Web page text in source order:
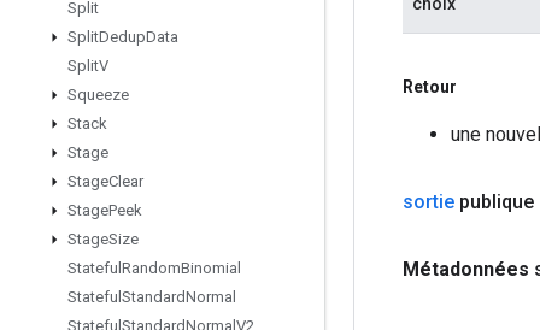
Split
SplitDedupData
SplitV
Squeeze
Stack
Stage
StageClear
StagePeek
StageSize
Stateful RandomBinomial
Stateful StandardNormal
Stateful StandardNormal V2
Retour
une
sortie publique
Métadonnées